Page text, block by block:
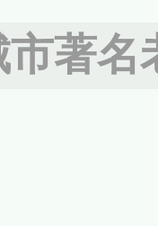
出版医学
市著名